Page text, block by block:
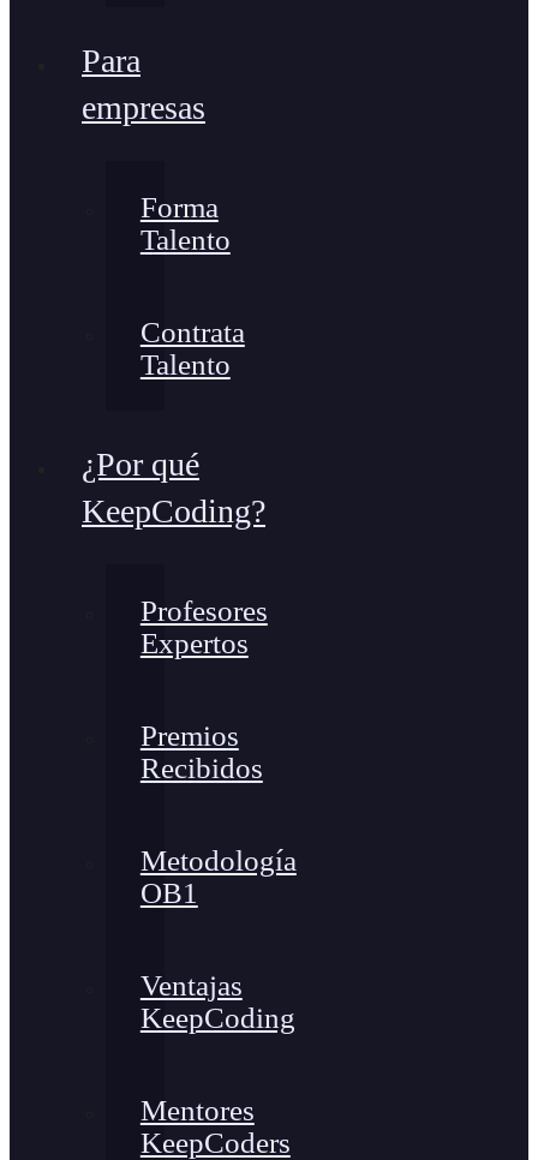
Para
empresas
Forma
Talento
Contrata
Talento
¿Por qué
KeepCoding?
Profesores
Expertos
Premios
Recibidos
Metodología
OB1
Ventajas
KeepCoding
Mentores
KeepCoders